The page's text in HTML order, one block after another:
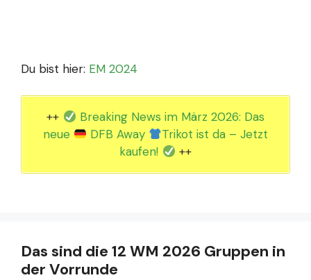
Du bist hier: EM 2024
++
Breaking News im März 2026: Das
neue
DFB Away
Trikot ist da – Jetzt
kaufen!
++
Das sind die 12 WM 2026 Gruppen in
der Vorrunde